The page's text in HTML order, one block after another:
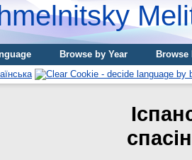
Browse by Year